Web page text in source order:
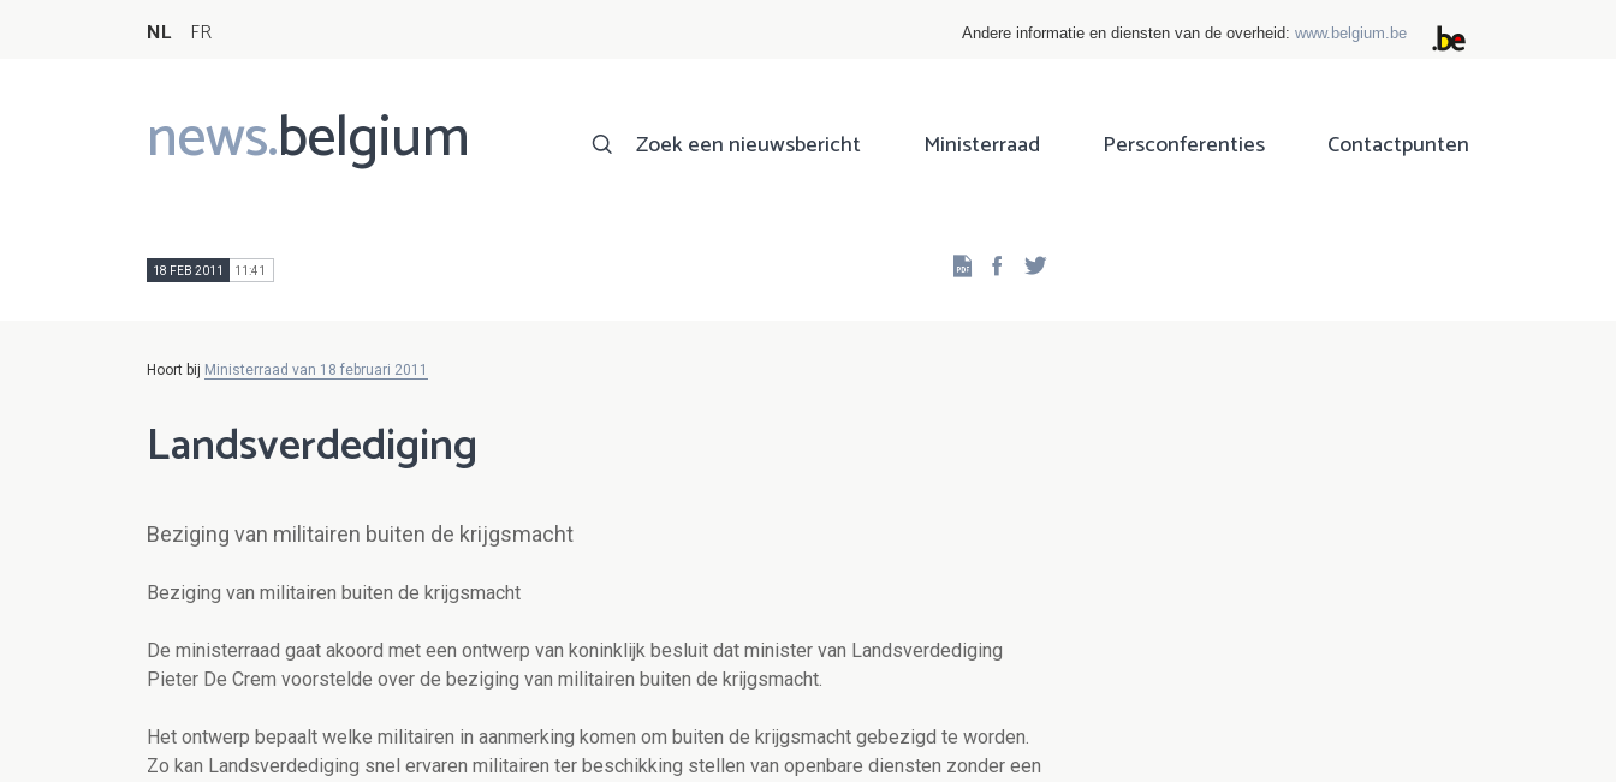
NL FR Andere informatie en diensten van de overheid: www.belgium.be
news.belgium
Main
navigation
Zoek een nieuwsbericht Ministerraad Persconferenties Contactpunten
18 FEB 2011 11:41 Facebook
Hoort bij Ministerraad van 18 februari 2011
Landsverdediging
Beziging van militairen buiten de krijgsmacht
Beziging van militairen buiten de krijgsmacht
De ministerraad gaat akoord met een ontwerp van koninklijk besluit dat minister van Landsverdediging
Pieter De Crem voorstelde over de beziging van militairen buiten de krijgsmacht.
Het ontwerp bepaalt welke militairen in aanmerking komen om buiten de krijgsmacht gebezigd te worden.
Zo kan Landsverdediging snel ervaren militairen ter beschikking stellen van openbare diensten zonder een